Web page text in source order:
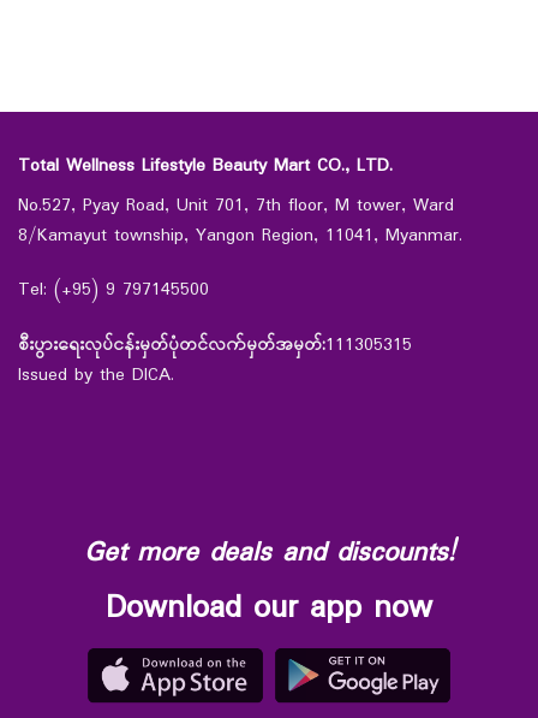
Total Wellness Lifestyle Beauty Mart CO., LTD.
No.527, Pyay Road, Unit 701, 7th floor, M tower, Ward
8/Kamayut township, Yangon Region, 11041, Myanmar.
Tel: (+95) 9 797145500
စီးပွားရေးလုပ်ငန်းမှတ်ပုံတင်လက်မှတ်အမှတ်:111305315
Issued by the DICA.
Get more deals and discounts!
Download our app now